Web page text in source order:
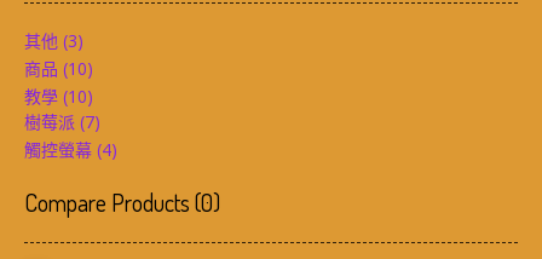
其他 (3)
商品 (10)
教學 (10)
樹莓派 (7)
觸控螢幕 (4)
Compare Products(0)